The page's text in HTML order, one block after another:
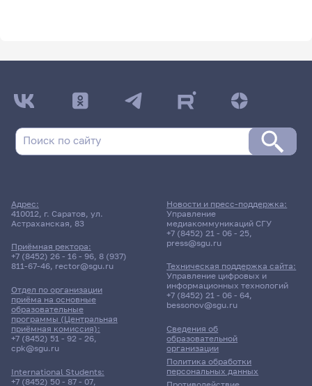
Адрес:
410012, г. Саратов, ул.
Астраханская, 83
Приёмная ректора:
+7 (8452) 26 - 16 - 96, 8 (937)
811-67-46, rector@sgu.ru
Отдел по организации
приёма на основные
образовательные
программы (Центральная
приёмная комиссия):
+7 (8452) 51 - 92 - 26,
cpk@sgu.ru
International Students:
+7 (8452) 50 - 87 - 07,
Сведения об
образовательной
организации
Политика обработки
персональных данных
Новости и пресс-поддержка:
Управление
медиакоммуникаций СГУ
+7 (8452) 21 - 06 - 25,
press@sgu.ru
Техническая поддержка сайта:
Управление цифровых и
информационных технологий
+7 (8452) 21 - 06 - 64,
bessonov@sgu.ru